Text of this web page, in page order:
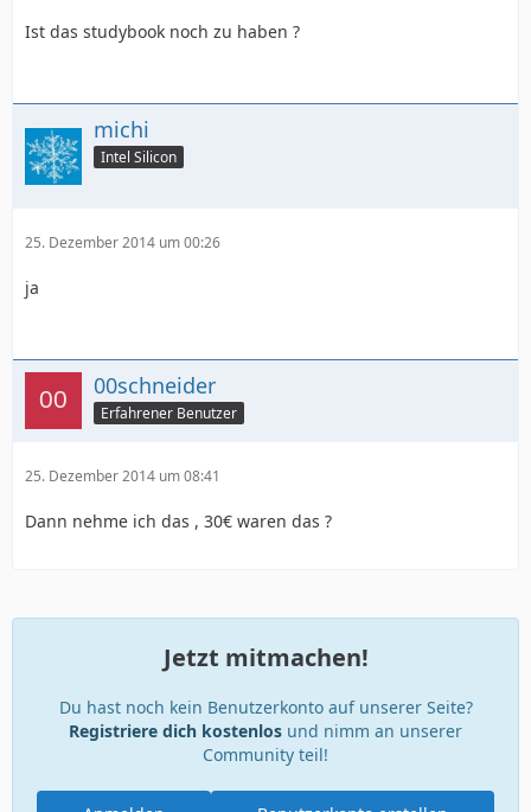
Ist das studybook noch zu haben ?
michi
Intel Silicon
25. Dezember 2014 um 00:26
ja
00schneider
Erfahrener Benutzer
25. Dezember 2014 um 08:41
Dann nehme ich das , 30€ waren das ?
Jetzt mitmachen!
Du hast noch kein Benutzerkonto auf unserer Seite?
Registriere dich kostenlos und nimm an unserer
Community teil!